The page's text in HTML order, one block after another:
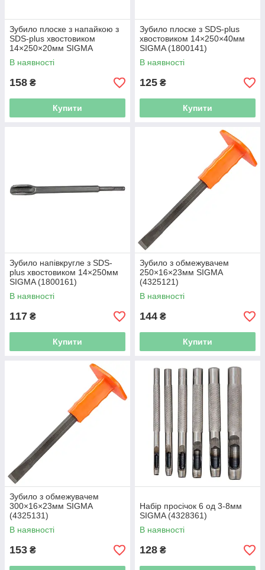
Зубило плоске з напайкою з
SDS-plus хвостовиком
14×250×20мм SIGMA
(1800131)
В наявності
158 ₴
Купити
Зубило плоске з SDS-plus
хвостовиком 14×250×40мм
SIGMA (1800141)
В наявності
125 ₴
Купити
Зубило напівкругле з SDS-
plus хвостовиком 14×250мм
SIGMA (1800161)
В наявності
117 ₴
Купити
Зубило з обмежувачем
250×16×23мм SIGMA
(4325121)
В наявності
144 ₴
Купити
Зубило з обмежувачем
300×16×23мм SIGMA
(4325131)
В наявності
153 ₴
Набір просічок 6 од 3-8мм
SIGMA (4328361)
В наявності
128 ₴